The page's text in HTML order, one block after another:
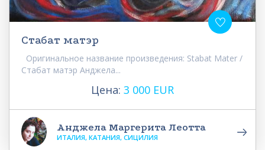
Стабат матэр
Оригинальное название произведения: Stabat Mater /
Стабат матэр Анджела...
Цена: 3 000 EUR
Анджела Маргерита Леотта
ИТАЛИЯ, КАТАНИЯ, СИЦИЛИЯ